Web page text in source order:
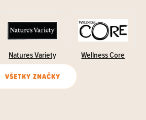
Natures Variety Wellness Core
VŠETKY ZNAČKY